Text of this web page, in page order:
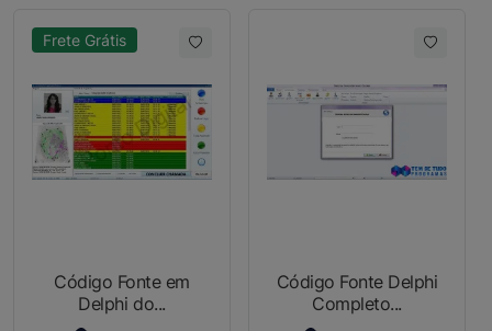
Frete Grátis
Código Fonte em
Delphi do...
Código Fonte Delphi
Completo...